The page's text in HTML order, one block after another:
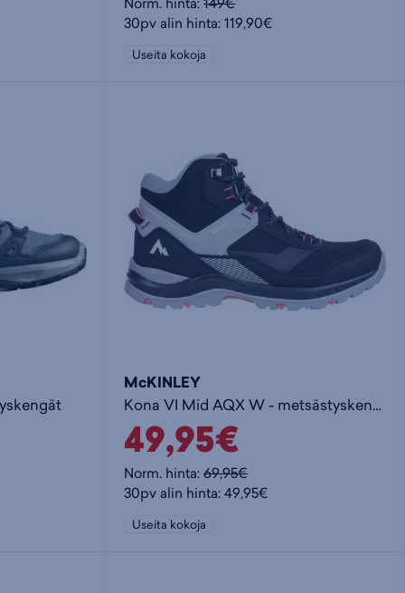
30pv alin hinta: 119,90€
Useita kokoja
McKINLEY
Kona VI Mid AQX W - metsästyskengät
49,95€
Norm. hinta:69,95€
30pv alin hinta: 49,95€
Useita kokoja